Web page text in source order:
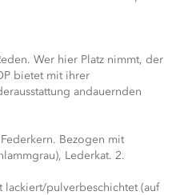
Wer hier Platz nimmt, der
bietet mit ihrer
andauernden
Bezogen mit
Lederkat. 2.
lackiert/pulverbeschichtet (auf